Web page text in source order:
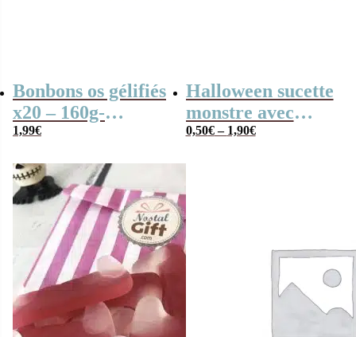
Bonbons os gélifiés
x20 – 160g-
Bonbons
1,99€
Halloween sucette
monstre avec
bonbons :
0,50€– 1,90€